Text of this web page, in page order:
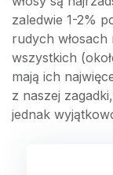
zaledwie 1-2%
rudych włosach
wszystkich
mają ich
z naszej
jednak